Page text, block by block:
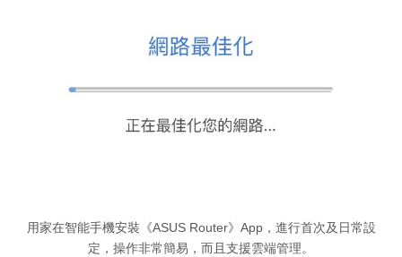
用家在智能手機安裝《ASUS Router》App，進行首次及日常設
定，操作非常簡易，而且支援雲端管理。